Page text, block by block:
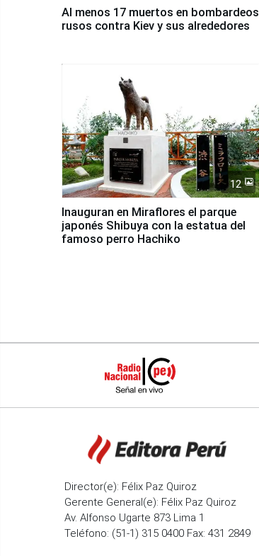
Al menos 17 muertos en bombardeos
rusos contra Kiev y sus alrededores
12
Inauguran en Miraflores el parque
japonés Shibuya con la estatua del
famoso perro Hachiko
Director(e): Félix Paz Quiroz
Gerente General(e): Félix Paz Quiroz
Av. Alfonso Ugarte 873 Lima 1
Teléfono: (51-1) 315 0400 Fax: 431 2849